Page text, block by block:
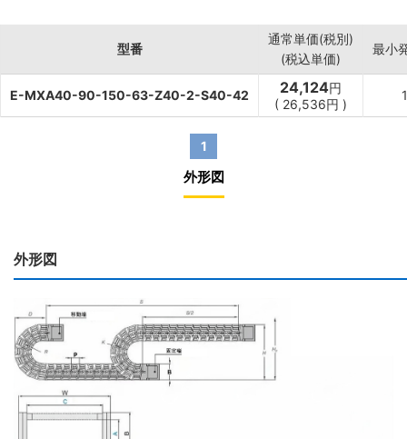
型番
通常単価(税別)
(税込単価)
最小
E-MXA40-90-150-63-Z40-2-S40-42 24,124円
( 26,536円 )
1
外形図
外形図